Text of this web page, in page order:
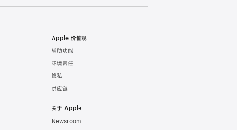
Apple 价值观
辅助功能
环境责任
隐私
供应链
关于 Apple
Newsroom